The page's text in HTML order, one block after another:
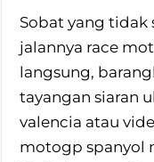
Sobat yang tidak
jalannya race
langsung,
tayangan siaran
valencia atau
motogp spanyol